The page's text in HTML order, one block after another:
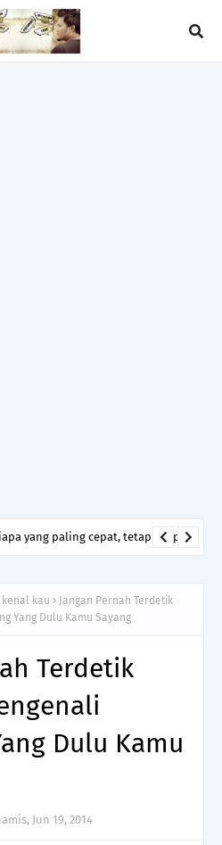
yang paling cepat, tetapi siapa
kau
Jangan Pernah Terdetik
Yang Dulu Kamu Sayang
Terdetik
Dulu Kamu
Jun 19, 2014